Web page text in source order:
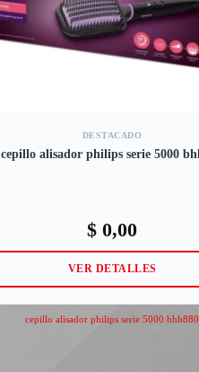
DESTACADO
cepillo alisador philips serie 5000
$ 0,00
VER DETALLES
cepillo alisador philips serie 5000 bhh880